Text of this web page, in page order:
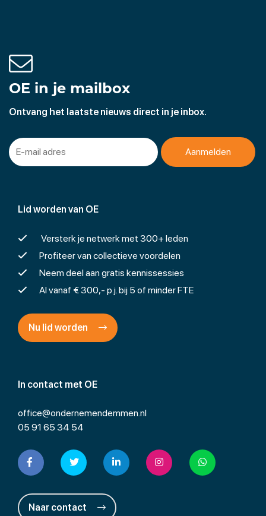
In contact met OE
office@ondernemendemmen.nl
05 91 65 34 54
Naar contact
Lid worden van OE
Versterk je netwerk met 300+ leden
Profiteer van collectieve voordelen
Neem deel aan gratis kennissessies
Al vanaf € 300,- p.j. bij 5 of minder FTE
Nu lid worden
OE in je mailbox
Ontvang het laatste nieuws direct in je inbox.